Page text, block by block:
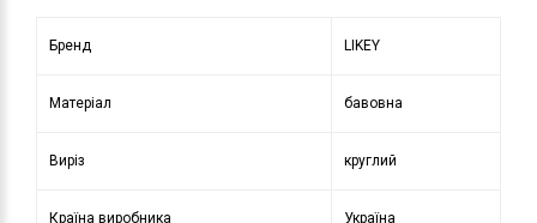
Бренд LIKEY
Матеріал бавовна
Виріз круглий
Країна виробника Україна